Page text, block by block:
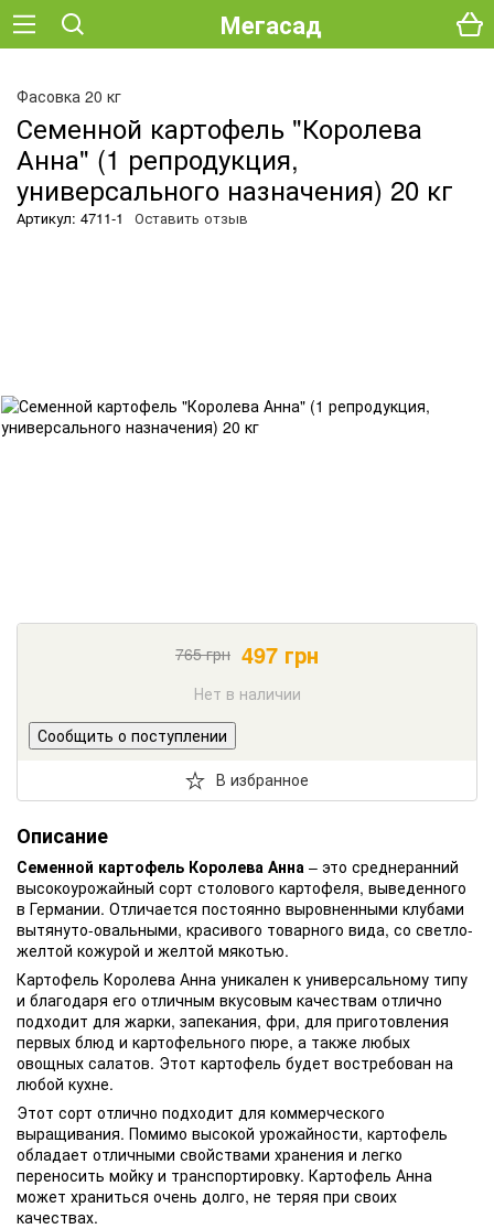
Мегасад
Фасовка 20 кг
Семенной картофель "Королева
Анна" (1 репродукция,
универсального назначения) 20 кг
Артикул: 4711-1 Оставить отзыв
765грн 497 грн
Нет в наличии
Сообщить о поступлении
В избранное
Описание
Семенной картофель Королева Анна – это среднеранний
высокоурожайный сорт столового картофеля, выведенного
в Германии. Отличается постоянно выровненными клубами
вытянуто-овальными, красивого товарного вида, со светло-
желтой кожурой и желтой мякотью.
Картофель Королева Анна уникален к универсальному типу
и благодаря его отличным вкусовым качествам отлично
подходит для жарки, запекания, фри, для приготовления
первых блюд и картофельного пюре, а также любых
овощных салатов. Этот картофель будет востребован на
любой кухне.
Этот сорт отлично подходит для коммерческого
выращивания. Помимо высокой урожайности, картофель
обладает отличными свойствами хранения и легко
переносить мойку и транспортировку. Картофель Анна
может храниться очень долго, не теряя при своих
качествах.